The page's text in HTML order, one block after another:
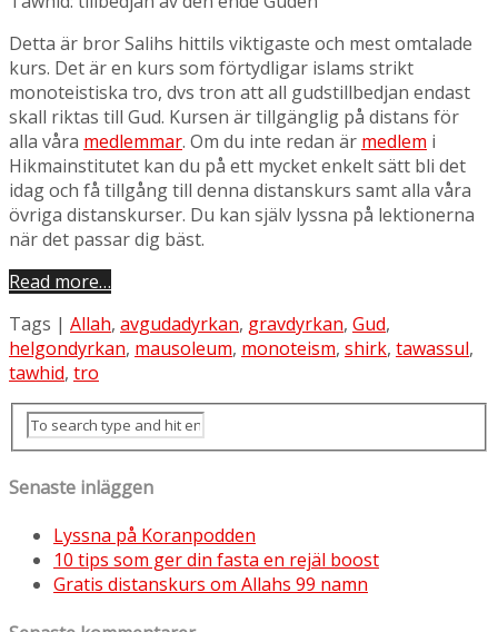
Detta är bror Salihs hittils viktigaste och mest omtalade
kurs. Det är en kurs som förtydligar islams strikt
monoteistiska tro, dvs tron att all gudstillbedjan endast
skall riktas till Gud. Kursen är tillgänglig på distans för
alla våra medlemmar. Om du inte redan är medlem i
Hikmainstitutet kan du på ett mycket enkelt sätt bli det
idag och få tillgång till denna distanskurs samt alla våra
övriga distanskurser. Du kan själv lyssna på lektionerna
när det passar dig bäst.
Read more…
Tags | Allah, avgudadyrkan, gravdyrkan, Gud,
helgondyrkan, mausoleum, monoteism, shirk, tawassul,
tawhid, tro
Senaste inläggen
Lyssna på Koranpodden
10 tips som ger din fasta en rejäl boost
Gratis distanskurs om Allahs 99 namn